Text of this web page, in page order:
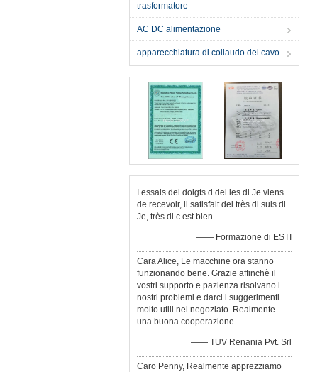
trasformatore
AC DC alimentazione
apparecchiatura di collaudo del cavo
I essais dei doigts d dei les di Je viens
de recevoir, il satisfait dei très di suis di
Je, très di c est bien
—— Formazione di ESTI
Cara Alice, Le macchine ora stanno
funzionando bene. Grazie affinchè il
vostri supporto e pazienza risolvano i
nostri problemi e darci i suggerimenti
molto utili nel negoziato. Realmente
una buona cooperazione.
—— TUV Renania Pvt. Srl
Caro Penny, Realmente apprezziamo